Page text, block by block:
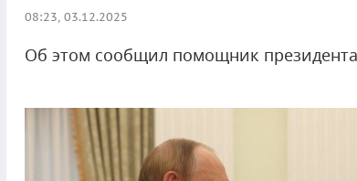
08:23, 03.12.2025
Об этом сообщил помощник